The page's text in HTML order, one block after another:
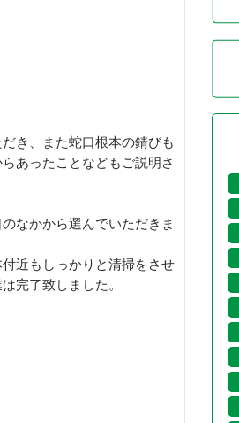
き、また蛇口根本の錆びも
あったことなどもご説明さ
なかから選んでいただきま
近もしっかりと清掃をさせ
完了致しました。